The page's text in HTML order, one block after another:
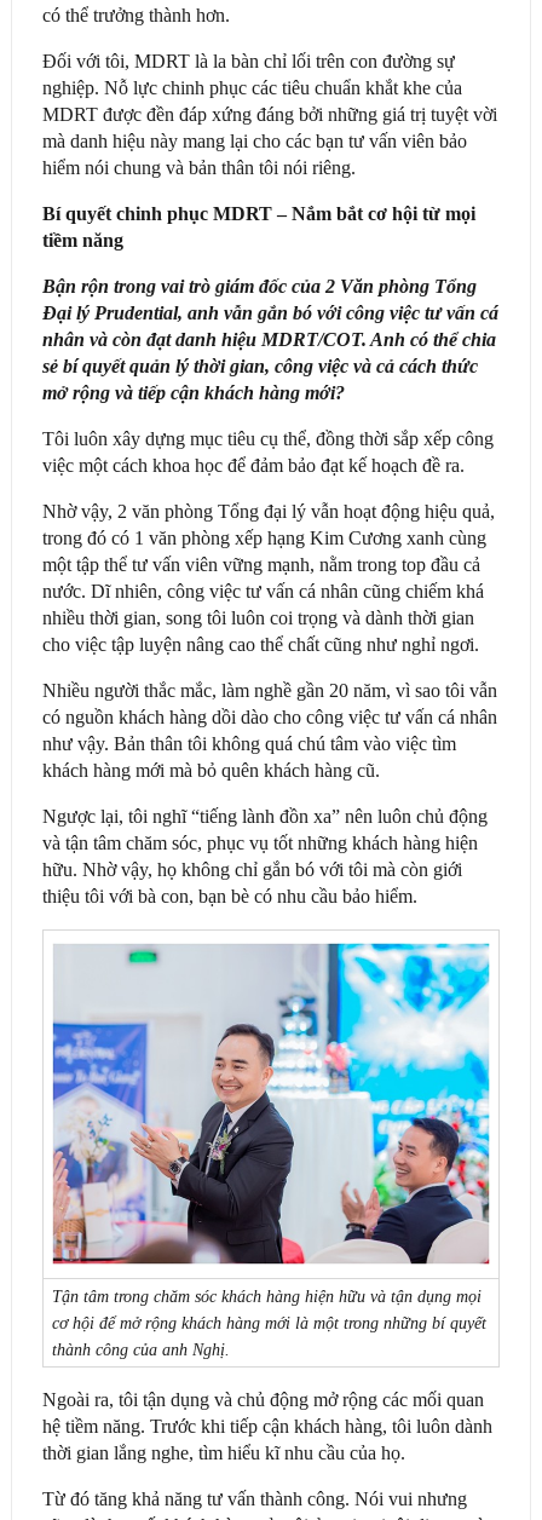
có thể trưởng thành hơn.
Đối với tôi, MDRT là la bàn chỉ lối trên con đường sự
nghiệp. Nỗ lực chinh phục các tiêu chuẩn khắt khe của
MDRT được đền đáp xứng đáng bởi những giá trị tuyệt vời
mà danh hiệu này mang lại cho các bạn tư vấn viên bảo
hiểm nói chung và bản thân tôi nói riêng.
Bí quyết chinh phục MDRT – Nắm bắt cơ hội từ mọi
tiềm năng
Bận rộn trong vai trò giám đốc của 2 Văn phòng Tổng
Đại lý Prudential, anh vẫn gắn bó với công việc tư vấn cá
nhân và còn đạt danh hiệu MDRT/COT. Anh có thể chia
sẻ bí quyết quản lý thời gian, công việc và cả cách thức
mở rộng và tiếp cận khách hàng mới?
Tôi luôn xây dựng mục tiêu cụ thể, đồng thời sắp xếp công
việc một cách khoa học để đảm bảo đạt kế hoạch đề ra.
Nhờ vậy, 2 văn phòng Tổng đại lý vẫn hoạt động hiệu quả,
trong đó có 1 văn phòng xếp hạng Kim Cương xanh cùng
một tập thể tư vấn viên vững mạnh, nằm trong top đầu cả
nước. Dĩ nhiên, công việc tư vấn cá nhân cũng chiếm khá
nhiều thời gian, song tôi luôn coi trọng và dành thời gian
cho việc tập luyện nâng cao thể chất cũng như nghỉ ngơi.
Nhiều người thắc mắc, làm nghề gần 20 năm, vì sao tôi vẫn
có nguồn khách hàng dồi dào cho công việc tư vấn cá nhân
như vậy. Bản thân tôi không quá chú tâm vào việc tìm
khách hàng mới mà bỏ quên khách hàng cũ.
Ngược lại, tôi nghĩ “tiếng lành đồn xa” nên luôn chủ động
và tận tâm chăm sóc, phục vụ tốt những khách hàng hiện
hữu. Nhờ vậy, họ không chỉ gắn bó với tôi mà còn giới
thiệu tôi với bà con, bạn bè có nhu cầu bảo hiểm.
Tận tâm trong chăm sóc khách hàng hiện hữu và tận dụng mọi
cơ hội để mở rộng khách hàng mới là một trong những bí quyết
thành công của anh Nghị.
Ngoài ra, tôi tận dụng và chủ động mở rộng các mối quan
hệ tiềm năng. Trước khi tiếp cận khách hàng, tôi luôn dành
thời gian lắng nghe, tìm hiểu kĩ nhu cầu của họ.
Từ đó tăng khả năng tư vấn thành công. Nói vui nhưng